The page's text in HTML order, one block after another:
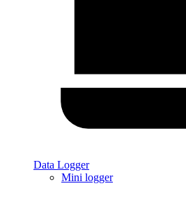
Data Logger
Mini logger